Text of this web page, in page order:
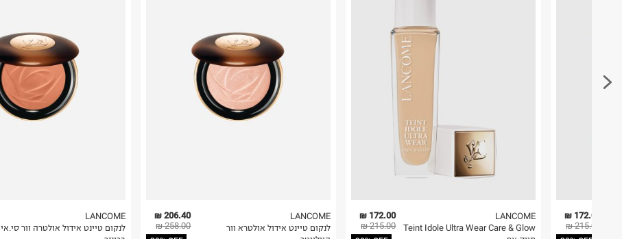
LANCOME
לנקום טיינט אידול אולטרה וור סי.אי
206.40 ₪
258.00 ₪
LANCOME
לנקום טיינט אידול אולטרא וור
172.00 ₪
215.00 ₪
LANCOME
Teint Idole Ultra Wear Care & Glow
172.00 ₪
215.00 ₪